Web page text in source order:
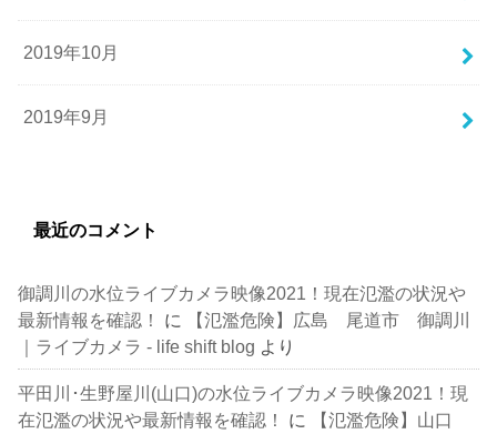
2019年10月
2019年9月
最近のコメント
御調川の水位ライブカメラ映像2021！現在氾濫の状況や
最新情報を確認！
に
【氾濫危険】広島 尾道市 御調川
｜ライブカメラ - life shift blog より
平田川･生野屋川(山口)の水位ライブカメラ映像2021！現
在氾濫の状況や最新情報を確認！
に
【氾濫危険】山口